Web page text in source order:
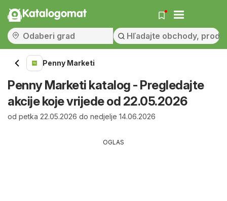
Katalogomat
Penny Marketi
Penny Marketi katalog - Pregledajte
akcije koje vrijede od 22.05.2026
od petka 22.05.2026 do nedjelje 14.06.2026
OGLAS